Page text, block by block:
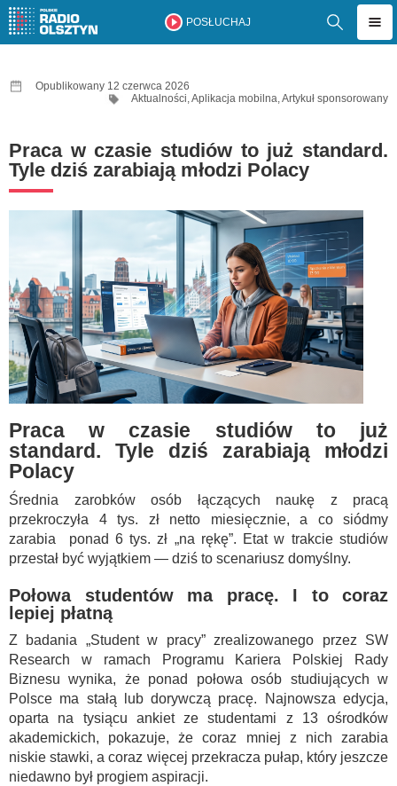
POSŁUCHAJ
Opublikowany 12 czerwca 2026
Aktualności,Aplikacja mobilna,Artykuł sponsorowany
Praca w czasie studiów to już standard.
Tyle dziś zarabiają młodzi Polacy
Praca w czasie studiów to już
standard. Tyle dziś zarabiają młodzi
Polacy
Średnia zarobków osób łączących naukę z pracą
przekroczyła 4 tys. zł netto miesięcznie, a co siódmy
zarabia ponad 6 tys. zł „na rękę”. Etat w trakcie studiów
przestał być wyjątkiem — dziś to scenariusz domyślny.
Połowa studentów ma pracę. I to coraz
lepiej płatną
Z badania „Student w pracy” zrealizowanego przez SW
Research w ramach Programu Kariera Polskiej Rady
Biznesu wynika, że ponad połowa osób studiujących w
Polsce ma stałą lub dorywczą pracę. Najnowsza edycja,
oparta na tysiącu ankiet ze studentami z 13 ośrodków
akademickich, pokazuje, że coraz mniej z nich zarabia
niskie stawki, a coraz więcej przekracza pułap, który jeszcze
niedawno był progiem aspiracji.